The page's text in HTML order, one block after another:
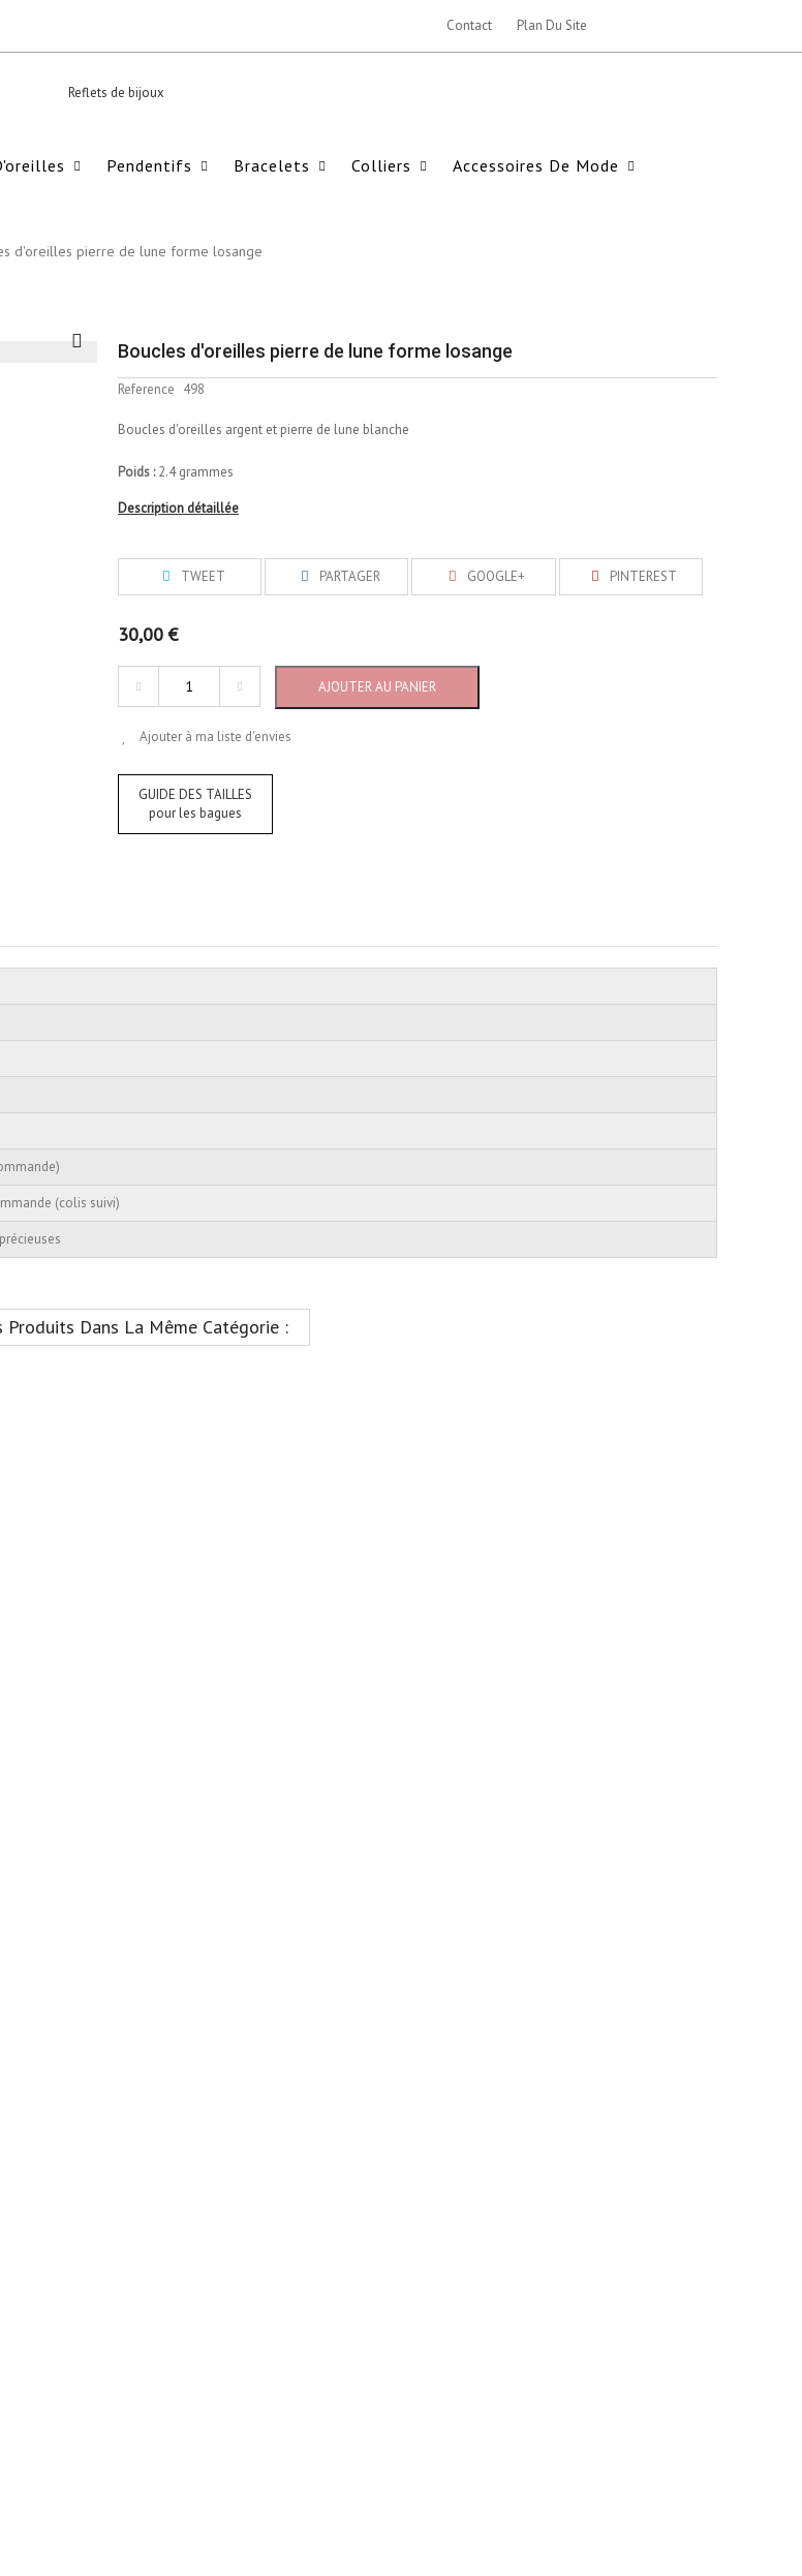
Contact Plan Du Site
Pendentifs Bracelets Colliers Accessoires De Mode
d'oreilles pierre de lune forme losange
Boucles d'oreilles pierre de lune forme losange
Reference 498
Boucles d'oreilles argent et pierre de lune blanche
Poids :2.4 grammes
Description détaillée
TWEET PARTAGER GOOGLE+ PINTEREST
30,00 €
AJOUTER AU PANIER
Ajouter à ma liste d'envies
GUIDE DES TAILLES
pour les bagues
(colis suivi)
Produits Dans La Même Catégorie :